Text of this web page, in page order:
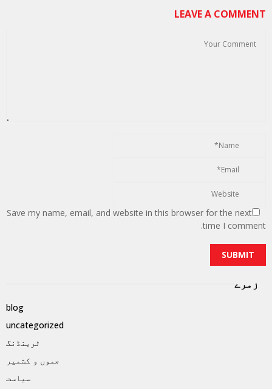
LEAVE A COMMENT
Save my name, email, and website in this browser for the next
time I comment.
زمرے
blog
uncategorized
ٹرینڈنگ
جموں و کشمیر
سیاست